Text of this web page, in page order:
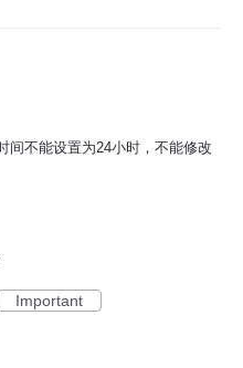
间不能设置为24小时，不能修改
Important